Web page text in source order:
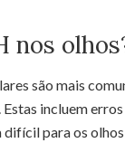
nos
são mais
incluem
para os